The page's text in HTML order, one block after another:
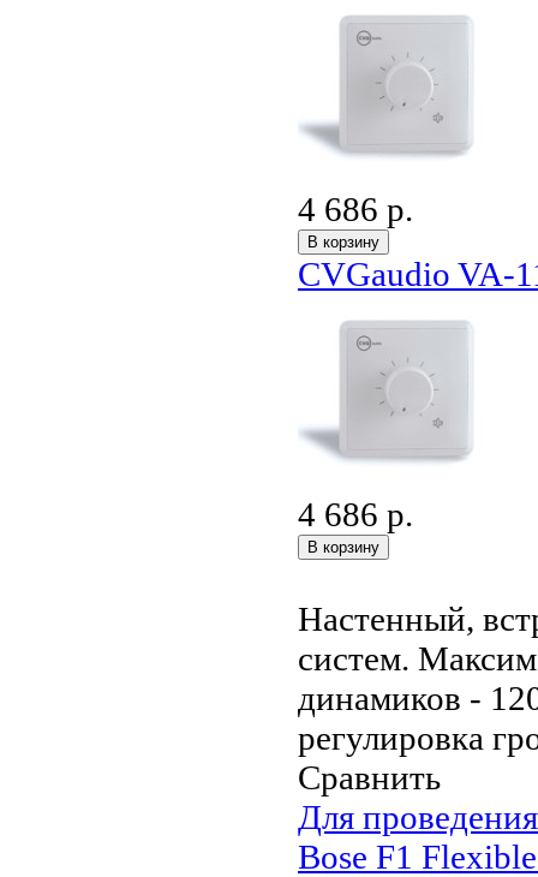
4 686 р.
CVGaudio VA-
4 686 р.
Настенный,
систем.
динамиков -
регулировка
Сравнить
Для
Bose F1